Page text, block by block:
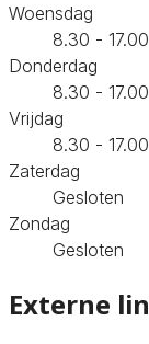
Woensdag
8.30 - 17.00
Donderdag
8.30 - 17.00
Vrijdag
8.30 - 17.00
Zaterdag
Gesloten
Zondag
Gesloten
Externe